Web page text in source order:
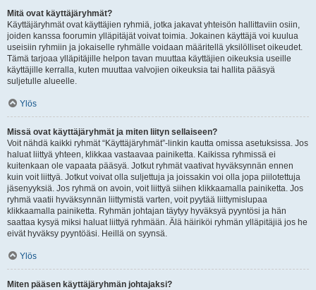
Mitä ovat käyttäjäryhmät?
Käyttäjäryhmät ovat käyttäjien ryhmiä, jotka jakavat yhteisön hallittaviin osiin,
joiden kanssa foorumin ylläpitäjät voivat toimia. Jokainen käyttäjä voi kuulua
useisiin ryhmiin ja jokaiselle ryhmälle voidaan määritellä yksilölliset oikeudet.
Tämä tarjoaa ylläpitäjille helpon tavan muuttaa käyttäjien oikeuksia useille
käyttäjille kerralla, kuten muuttaa valvojien oikeuksia tai hallita pääsyä
suljetulle alueelle.
Ylös
Missä ovat käyttäjäryhmät ja miten liityn sellaiseen?
Voit nähdä kaikki ryhmät “Käyttäjäryhmät”-linkin kautta omissa asetuksissa. Jos
haluat liittyä yhteen, klikkaa vastaavaa painiketta. Kaikissa ryhmissä ei
kuitenkaan ole vapaata pääsyä. Jotkut ryhmät vaativat hyväksynnän ennen
kuin voit liittyä. Jotkut voivat olla suljettuja ja joissakin voi olla jopa piilotettuja
jäsenyyksiä. Jos ryhmä on avoin, voit liittyä siihen klikkaamalla painiketta. Jos
ryhmä vaatii hyväksynnän liittymistä varten, voit pyytää liittymislupaa
klikkaamalla painiketta. Ryhmän johtajan täytyy hyväksyä pyyntösi ja hän
saattaa kysyä miksi haluat liittyä ryhmään. Älä häiriköi ryhmän ylläpitäjiä jos he
eivät hyväksy pyyntöäsi. Heillä on syynsä.
Ylös
Miten pääsen käyttäjäryhmän johtajaksi?